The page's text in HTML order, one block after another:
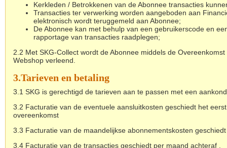
Kerkleden / Betrokkenen van de Abonnee transacties
Transacties ter verwerking worden aangeboden aan
elektronisch wordt teruggemeld aan Abonnee;
De Abonnee kan met behulp van een gebruikerscode en
rapportage van transacties raadplegen;
2.2 Met SKG-Collect wordt de Abonnee middels de
Webshop verleend.
3.Tarieven en betaling
3.1 SKG is gerechtigd de tarieven aan te passen met een
3.2 Facturatie van de eventuele aansluitkosten geschiedt het
overeenkomst
3.3 Facturatie van de maandelijkse abonnementskosten
3.4 Facturatie van de transacties geschiedt per maand achteraf .